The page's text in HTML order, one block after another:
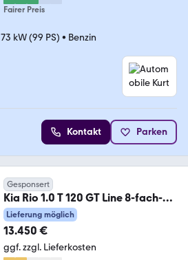
Fairer Preis
73 kW (99 PS) • Benzin
Kontakt Parken
Gesponsert
Kia Rio 1.0 T 120 GT Line 8-fach-
bereift
Lieferung möglich
13.450 €
ggf. zzgl. Lieferkosten